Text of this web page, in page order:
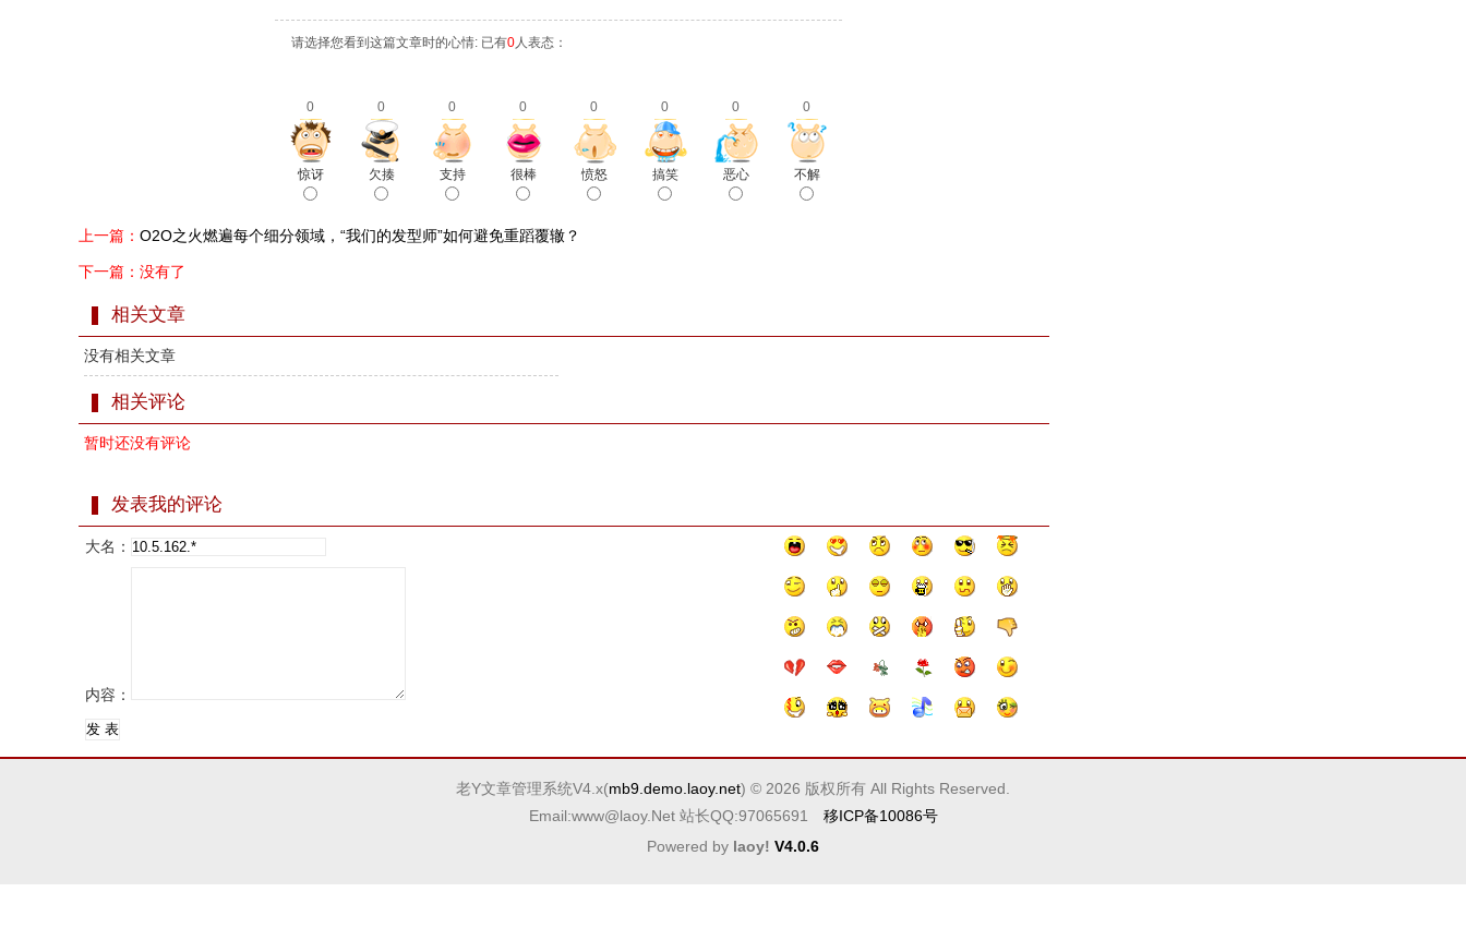
请选择您看到这篇文章时的心情: 已有0人表态：
0 0 0 0 0 0 0 0
惊讶 欠揍 支持 很棒 愤怒 搞笑 恶心 不解
上一篇： O2O之火燃遍每个细分领域，“我们的发型师”如何避免重蹈覆辙？
下一篇：没有了
相关文章
没有相关文章
相关评论
暂时还没有评论
发表我的评论
大名：
内容：
老Y文章管理系统V4.x(mb9.demo.laoy.net) © 2026 版权所有 All Rights Reserved.
Email:www@laoy.Net 站长QQ:97065691 移ICP备10086号
Powered by laoy! V4.0.6